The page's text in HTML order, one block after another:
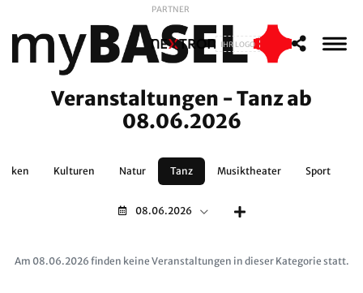
PARTNER
IHR LOGO
Veranstaltungen - Tanz ab
08.06.2026
Kulturen Natur Tanz Musiktheater Sport
08.06.2026
Am 08.06.2026 finden keine Veranstaltungen in dieser Kategorie statt.